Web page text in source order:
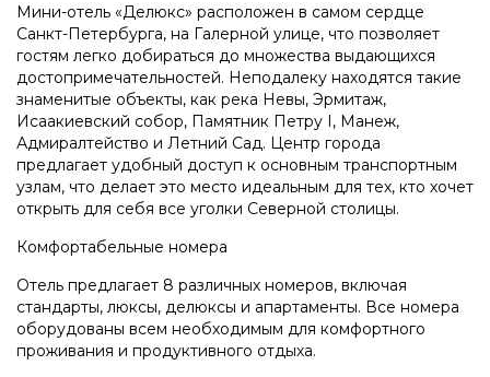
Мини-отель «Делюкс» расположен в самом сердце
Санкт-Петербурга, на Галерной улице, что позволяет
гостям легко добираться до множества выдающихся
достопримечательностей. Неподалеку находятся такие
знаменитые объекты, как река Невы, Эрмитаж,
Исаакиевский собор, Памятник Петру I, Манеж,
Адмиралтейство и Летний Сад. Центр города
предлагает удобный доступ к основным транспортным
узлам, что делает это место идеальным для тех, кто хочет
открыть для себя все уголки Северной столицы.
Комфортабельные номера
Отель предлагает 8 различных номеров, включая
стандарты, люксы, делюксы и апартаменты. Все номера
оборудованы всем необходимым для комфортного
проживания и продуктивного отдыха.